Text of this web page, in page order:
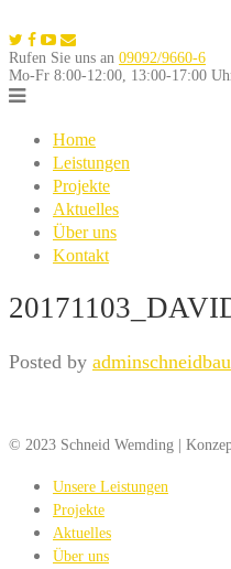
to
content
Rufen Sie uns an 09092/9660-6
Mo-Fr 8:00-12:00, 13:00-17:00
Home
Leistungen
Projekte
Aktuelles
Über uns
Kontakt
Posted by adminschneidbau
© 2023 Schneid Wemding |
Unsere Leistungen
Projekte
Aktuelles
Über uns